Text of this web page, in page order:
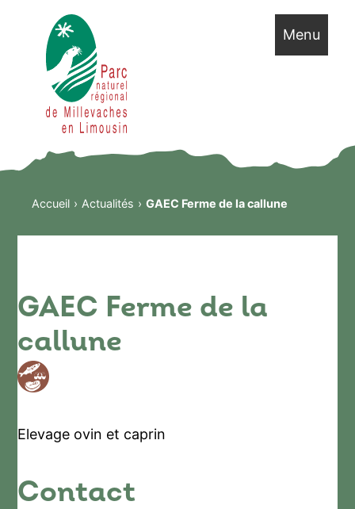
Menu
Accueil Actualités GAEC Ferme de la callune
GAEC Ferme de la
callune
Elevage ovin et caprin
Contact